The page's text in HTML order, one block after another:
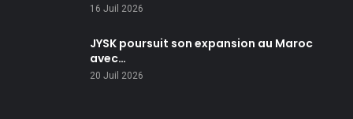
16 Juil 2026
JYSK poursuit son expansion au Maroc
avec…
20 Juil 2026